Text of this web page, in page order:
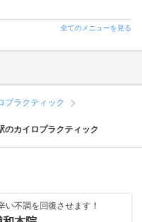
全てのメニューを見る
プラクティック
のカイロプラクティック
不調を回復させます！